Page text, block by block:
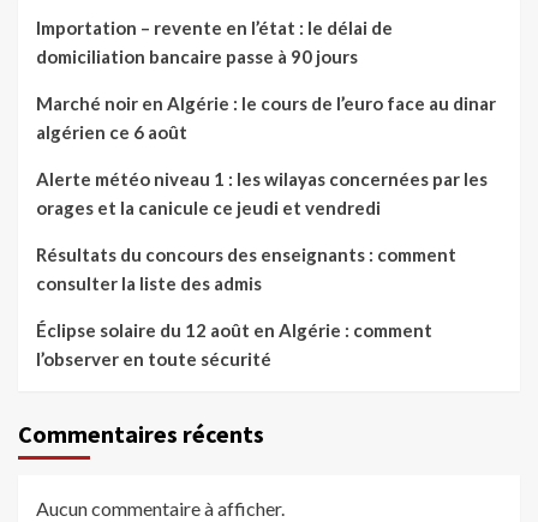
Importation – revente en l’état : le délai de
domiciliation bancaire passe à 90 jours
Marché noir en Algérie : le cours de l’euro face au dinar
algérien ce 6 août
Alerte météo niveau 1 : les wilayas concernées par les
orages et la canicule ce jeudi et vendredi
Résultats du concours des enseignants : comment
consulter la liste des admis
Éclipse solaire du 12 août en Algérie : comment
l’observer en toute sécurité
Commentaires récents
Aucun commentaire à afficher.